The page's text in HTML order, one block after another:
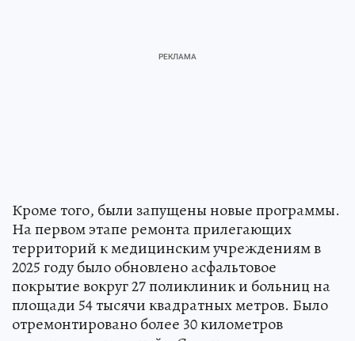
Кроме того, были запущены новые программы.
На первом этапе ремонта прилегающих
территорий к медицинским учреждениям в
2025 году было обновлено асфальтовое
покрытие вокруг 27 поликлиник и больниц на
площади 54 тысячи квадратных метров. Было
отремонтировано более 30 километров